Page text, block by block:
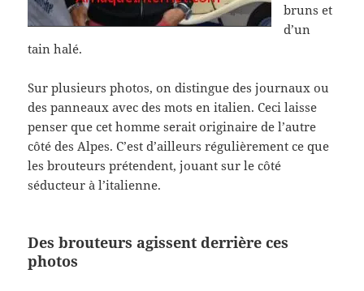
bruns et
d’un
tain halé.
Sur plusieurs photos, on distingue des journaux ou
des panneaux avec des mots en italien. Ceci laisse
penser que cet homme serait originaire de l’autre
côté des Alpes. C’est d’ailleurs régulièrement ce que
les brouteurs prétendent, jouant sur le côté
séducteur à l’italienne.
Des brouteurs agissent derrière ces
photos